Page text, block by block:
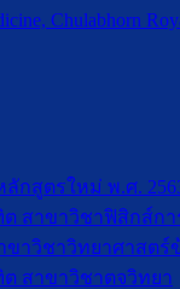
กสูตรใหม่ พ.ศ.
สาขาวิชาฟิสิกส์กา
าวิชาวิทยาศาสตร์
สาขาวิชาตจวิทยา